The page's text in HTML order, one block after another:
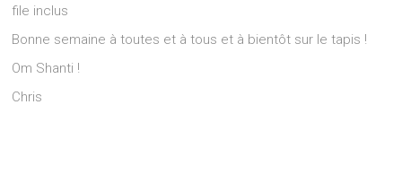
file inclus
Bonne semaine à toutes et à tous et à bientôt sur le tapis !
Om Shanti !
Chris